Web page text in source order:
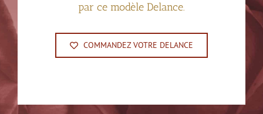
par ce modèle Delance.
COMMANDEZ VOTRE DELANCE